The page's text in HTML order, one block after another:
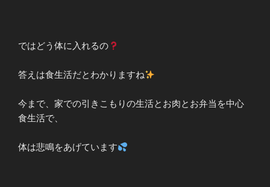
ではどう体に入れるの
答えは食生活だとわかりますね
今まで、家での引きこもりの生活とお肉とお弁当を中心
食生活で、
体は悲鳴をあげています